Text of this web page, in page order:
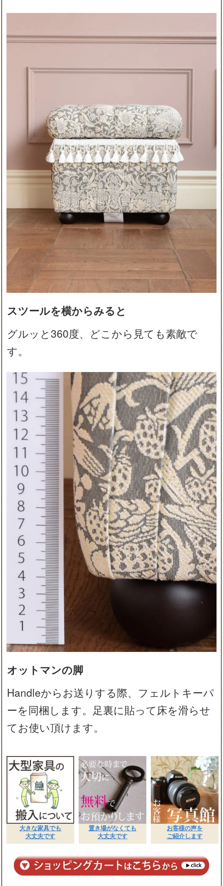
スツールを横からみると
グルッと360度、どこから見ても素敵で
す。
オットマンの脚
Handleからお送りする際、フェルトキーパ
ーを同梱します。足裏に貼って床を滑らせ
てお使い頂けます。
大きな家具でも
大丈夫です
置き場がなくても
大丈夫です
お客様の声を
ご紹介します